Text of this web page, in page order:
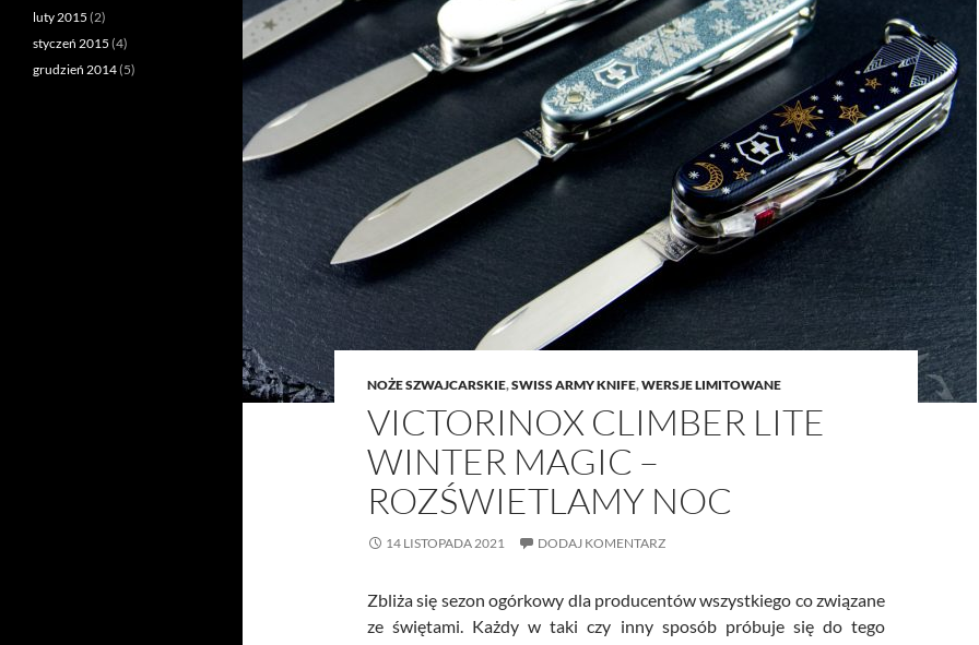
NOŻE SZWAJCARSKIE,SWISS ARMY KNIFE,WERSJE LIMITOWANE
VICTORINOX CLIMBER LITE
WINTER MAGIC –
ROZŚWIETLAMY NOC
14 LISTOPADA 2021 DODAJ KOMENTARZ
Zbliża się sezon ogórkowy dla producentów wszystkiego co związane
ze świętami. Każdy w taki czy inny sposób próbuje się do tego
luty 2015 (2)
styczeń 2015 (4)
grudzień 2014(5)